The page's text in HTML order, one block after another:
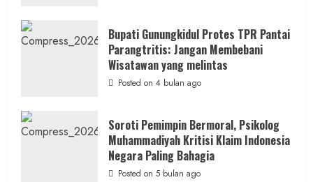
Bupati Gunungkidul Protes TPR Pantai
Parangtritis: Jangan Membebani
Wisatawan yang melintas
Posted on 4 bulan ago
Soroti Pemimpin Bermoral, Psikolog
Muhammadiyah Kritisi Klaim Indonesia
Negara Paling Bahagia
Posted on 5 bulan ago